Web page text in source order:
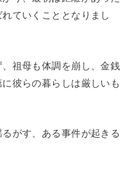
ていくこととなりまし
祖母も体調を崩し、金銭
彼らの暮らしは厳しいも
がす、ある事件が起きる